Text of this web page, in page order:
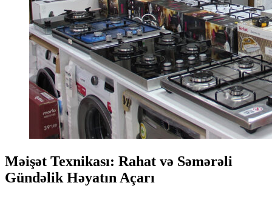
Məişət Texnikası: Rahat və Səmərəli
Gündəlik Həyatın Açarı